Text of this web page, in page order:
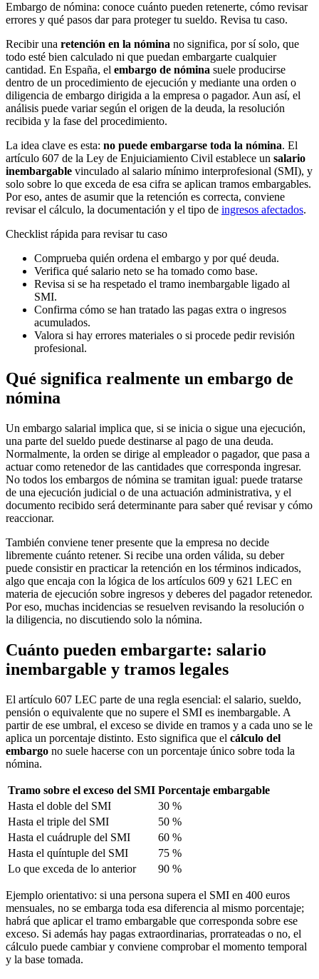
Embargo de nómina: conoce cuánto pueden retenerte, cómo revisar
errores y qué pasos dar para proteger tu sueldo. Revisa tu caso.
Recibir una retención en la nómina no significa, por sí solo, que
todo esté bien calculado ni que puedan embargarte cualquier
cantidad. En España, el embargo de nómina suele producirse
dentro de un procedimiento de ejecución y mediante una orden o
diligencia de embargo dirigida a la empresa o pagador. Aun así, el
análisis puede variar según el origen de la deuda, la resolución
recibida y la fase del procedimiento.
La idea clave es esta: no puede embargarse toda la nómina. El
artículo 607 de la Ley de Enjuiciamiento Civil establece un salario
inembargable vinculado al salario mínimo interprofesional (SMI), y
solo sobre lo que exceda de esa cifra se aplican tramos embargables.
Por eso, antes de asumir que la retención es correcta, conviene
revisar el cálculo, la documentación y el tipo de ingresos afectados.
Checklist rápida para revisar tu caso
Comprueba quién ordena el embargo y por qué deuda.
Verifica qué salario neto se ha tomado como base.
Revisa si se ha respetado el tramo inembargable ligado al
SMI.
Confirma cómo se han tratado las pagas extra o ingresos
acumulados.
Valora si hay errores materiales o si procede pedir revisión
profesional.
Qué significa realmente un embargo de
nómina
Un embargo salarial implica que, si se inicia o sigue una ejecución,
una parte del sueldo puede destinarse al pago de una deuda.
Normalmente, la orden se dirige al empleador o pagador, que pasa a
actuar como retenedor de las cantidades que corresponda ingresar.
No todos los embargos de nómina se tramitan igual: puede tratarse
de una ejecución judicial o de una actuación administrativa, y el
documento recibido será determinante para saber qué revisar y cómo
reaccionar.
También conviene tener presente que la empresa no decide
libremente cuánto retener. Si recibe una orden válida, su deber
puede consistir en practicar la retención en los términos indicados,
algo que encaja con la lógica de los artículos 609 y 621 LEC en
materia de ejecución sobre ingresos y deberes del pagador retenedor.
Por eso, muchas incidencias se resuelven revisando la resolución o
la diligencia, no discutiendo solo la nómina.
Cuánto pueden embargarte: salario
inembargable y tramos legales
El artículo 607 LEC parte de una regla esencial: el salario, sueldo,
pensión o equivalente que no supere el SMI es inembargable. A
partir de ese umbral, el exceso se divide en tramos y a cada uno se le
aplica un porcentaje distinto. Esto significa que el cálculo del
embargo no suele hacerse con un porcentaje único sobre toda la
nómina.
Tramo sobre el exceso del SMI Porcentaje embargable
Hasta el doble del SMI
30 %
Hasta el triple del SMI
50 %
Hasta el cuádruple del SMI
60 %
Hasta el quíntuple del SMI
75 %
Lo que exceda de lo anterior
90 %
Ejemplo orientativo: si una persona supera el SMI en 400 euros
mensuales, no se embarga toda esa diferencia al mismo porcentaje;
habrá que aplicar el tramo embargable que corresponda sobre ese
exceso. Si además hay pagas extraordinarias, prorrateadas o no, el
cálculo puede cambiar y conviene comprobar el momento temporal
y la base tomada.